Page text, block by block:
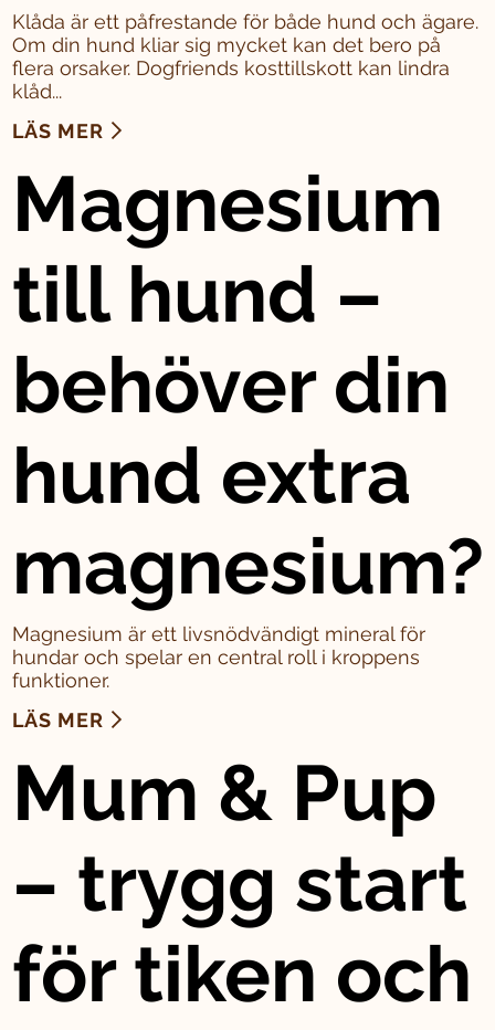
Klåda är ett påfrestande för både hund och ägare.
Om din hund kliar sig mycket kan det bero på
flera orsaker. Dogfriends kosttillskott kan lindra
klåd...
LÄS MER
Magnesium
till hund –
behöver din
hund extra
magnesium?
Magnesium är ett livsnödvändigt mineral för
hundar och spelar en central roll i kroppens
funktioner.
LÄS MER
Mum & Pup
– trygg start
för tiken och